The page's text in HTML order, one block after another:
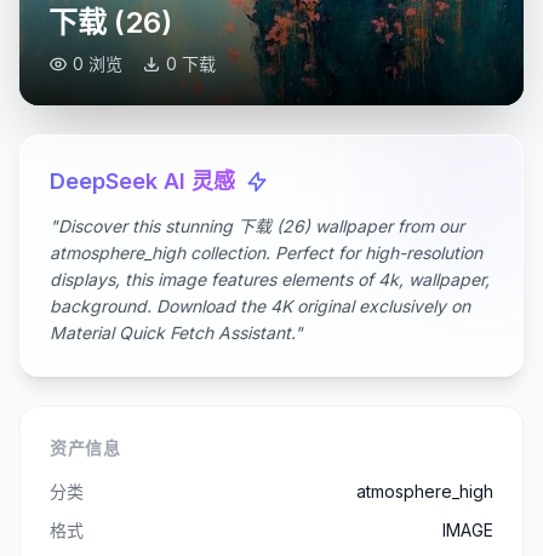
下载 (26)
0 浏览 0 下载
DeepSeek AI 灵感
"Discover this stunning 下载 (26) wallpaper from our
atmosphere_high collection. Perfect for high-resolution
displays, this image features elements of 4k, wallpaper,
background. Download the 4K original exclusively on
Material Quick Fetch Assistant."
资产信息
分类
atmosphere_high
格式
IMAGE